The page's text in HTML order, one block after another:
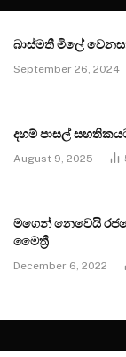
බාස්මතී මිලේ
September 26, 2024
දහම් පාසල්
August 9, 2025
මගෙන් නෙවෙයි
මෛත්‍රී
December 6, 2022